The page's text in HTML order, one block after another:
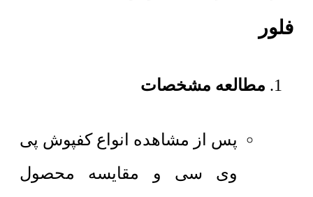
فلور
مطالعه مشخصات
پس از مشاهده انواع کفپوش پی
وی سی و مقایسه محصول